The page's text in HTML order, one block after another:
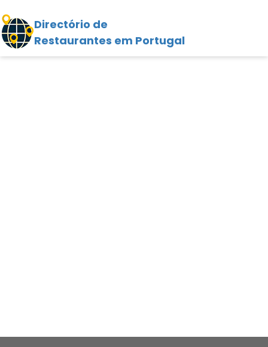
Directório de
Restaurantes em Portugal